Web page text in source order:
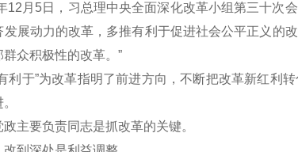
月5日，习总理中央全面深化改革小组第三十次
发展动力的改革，多推有利于促进社会公平正义的
众积极性的改革。”
于”为改革指明了前进方向，不断把改革新红利
要负责同志是抓改革的关键。